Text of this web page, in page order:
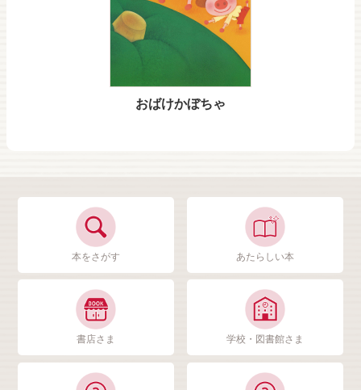
おばけかぼちゃ
本をさがす あたらしい本
書店さま 学校・図書館さま